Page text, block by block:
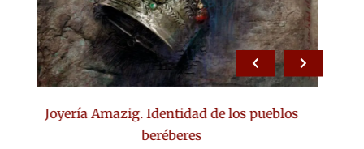
Joyería Amazig. Identidad de los pueblos
beréberes